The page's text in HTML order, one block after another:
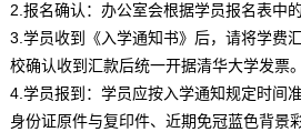
2.报名确认：办公室会根据学员报名表中
3.学员收到《入学通知书》后，请将学费
校确认收到汇款后统一开据清华大学发票。
4.学员报到：学员应按入学通知规定时间
身份证原件与复印件、近期免冠蓝色背景